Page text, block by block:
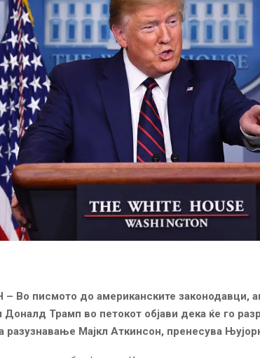
– Во писмото до американските законодавци,
Доналд Трамп во петокот објави дека ќе го
разузнавање Мајкл Аткинсон, пренесува